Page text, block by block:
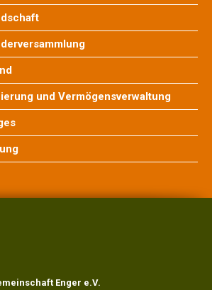
und Vermögensverwaltung
Enger e.V.